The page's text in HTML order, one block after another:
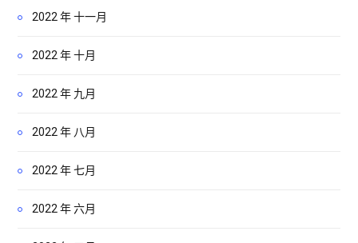
2022 年 十一月
2022 年 十月
2022 年 九月
2022 年 八月
2022 年 七月
2022 年 六月